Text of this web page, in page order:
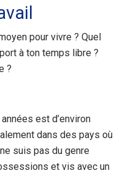
pour vivre ? Quel
à ton temps libre ?
?
est d’environ
dans des pays où
suis pas du genre
et vis avec un